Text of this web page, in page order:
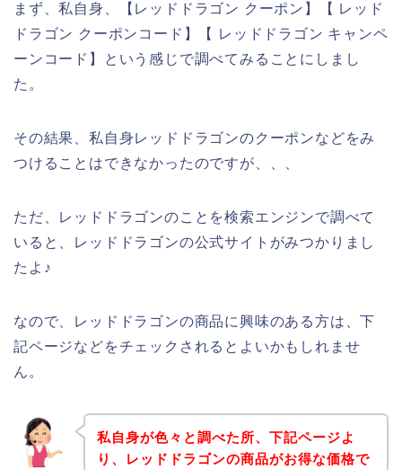
まず、私自身、【レッドドラゴン クーポン】【 レッド
ドラゴン クーポンコード】【 レッドドラゴン キャンペ
ーンコード】という感じで調べてみることにしまし
た。
その結果、私自身レッドドラゴンのクーポンなどをみ
つけることはできなかったのですが、、、
ただ、レッドドラゴンのことを検索エンジンで調べて
いると、レッドドラゴンの公式サイトがみつかりまし
たよ♪
なので、レッドドラゴンの商品に興味のある方は、下
記ページなどをチェックされるとよいかもしれませ
ん。
私自身が色々と調べた所、下記ページよ
り、レッドドラゴンの商品がお得な価格で